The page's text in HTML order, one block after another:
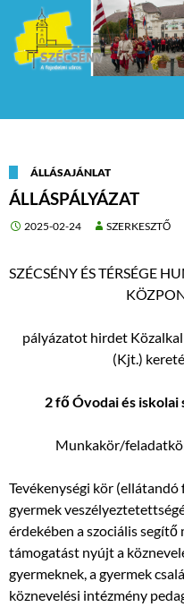
ÁLLÁSAJÁNLAT
ÁLLÁSPÁLYÁZAT
2025-02-24 SZERKESZTŐ
SZÉCSÉNY ÉS TÉRSÉGE
pályázatot hirdet
(Kjt.)
2 fő Óvodai és iskolai
Munkakör/
Tevékenységi kör
gyermek
érdekében a szociális segítő
támogatást nyújt a
gyermeknek, a gyermek
köznevelési intézmény